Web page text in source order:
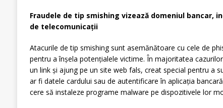
Fraudele de tip smishing vizează domeniul bancar,
de telecomunicații
Atacurile de tip smishing sunt asemănătoare cu cele de
pentru a înșela potențialele victime. În majoritatea
un link și ajung pe un site web fals, creat special pentru a
ar fi datele cardului sau de autentificare în aplicația
cere să instaleze programe malware pe dispozitivele lor